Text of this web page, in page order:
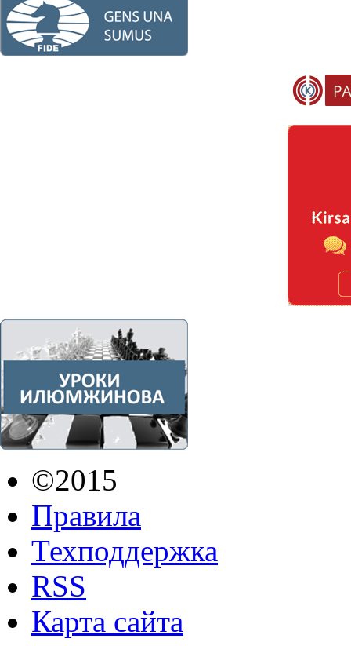
©2015
Правила
Техподдержка
RSS
Карта сайта